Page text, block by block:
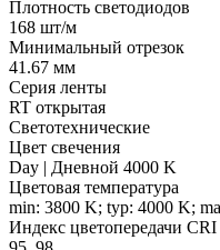
Плотность светодиодов
168 шт/м
Минимальный отрезок
41.67 мм
Серия ленты
RT открытая
Светотехнические
Цвет свечения
Day | Дневной 4000 K
Цветовая температура
min: 3800 K; typ: 4000 K;
Индекс цветопередачи CRI